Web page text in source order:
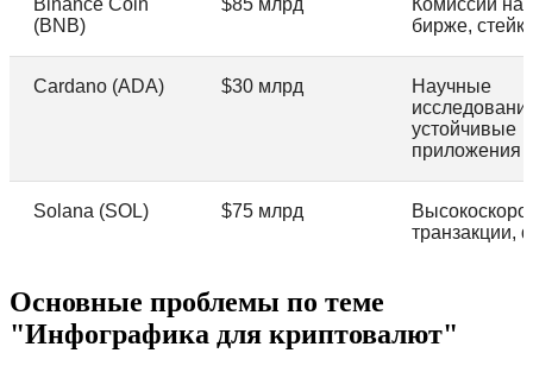
(BNB)
бирже,
Cardano (ADA) $30 млрд
Научные
устойчивые
приложения
Solana (SOL) $75 млрд
транзакции,
Основные проблемы по теме
"Инфографика для криптовалют"